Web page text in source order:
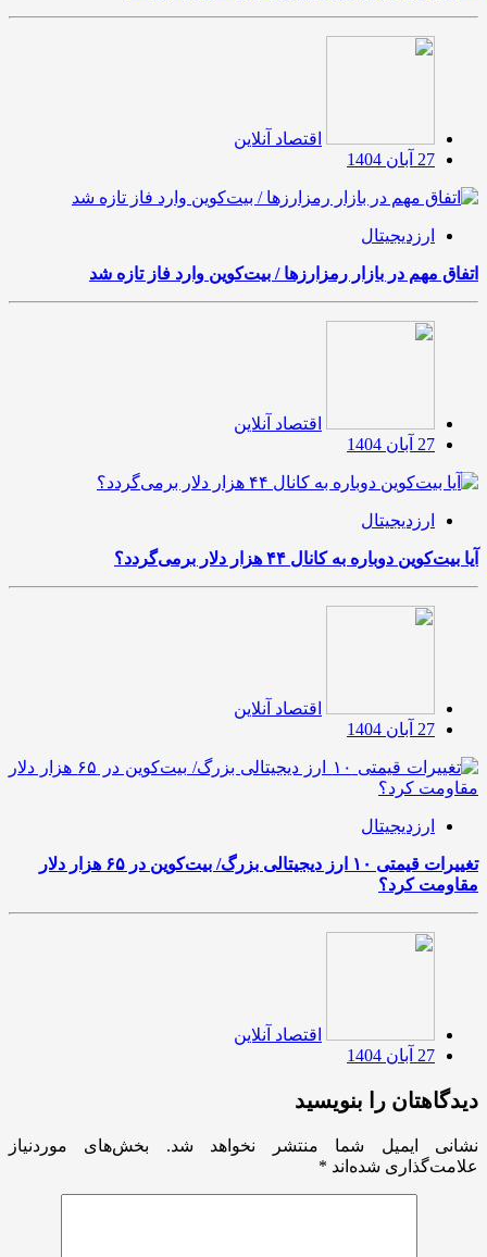
اقتصاد آنلاین
27 آبان 1404
ارزدیجیتال
اتفاق مهم در بازار رمزارزها / بیت‌کوین وارد فاز تازه شد
اقتصاد آنلاین
27 آبان 1404
ارزدیجیتال
آیا بیت‌کوین دوباره به کانال ۴۴ هزار دلار برمی‌گردد؟
اقتصاد آنلاین
27 آبان 1404
ارزدیجیتال
تغییرات قیمتی ۱۰ ارز دیجیتالی بزرگ/ بیت‌کوین در ۶۵ هزار دلار
مقاومت کرد؟
اقتصاد آنلاین
27 آبان 1404
دیدگاهتان را بنویسید
نشانی ایمیل شما منتشر نخواهد شد.
بخش‌های موردنیاز
علامت‌گذاری شده‌اند *